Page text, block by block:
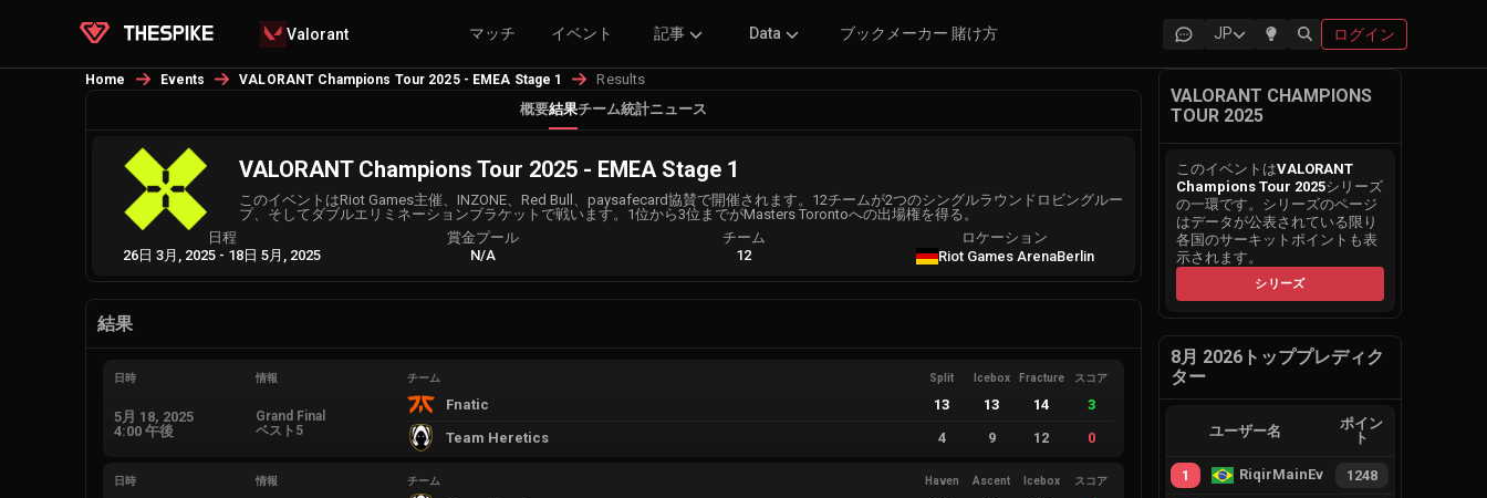
Valorant マッチ イベント 記事 Data ブックメーカー 賭け方 JP ログイン
Home Events VALORANT Champions Tour 2025 - EMEA Stage 1
Results
概要結果チーム統計ニュース
VALORANT Champions Tour 2025 - EMEA Stage 1
このイベントはRiot Games主催、INZONE、Red Bull、paysafecard協賛で開催されます。12チームが2つのシングルラウンドロビングルー
プ、そしてダブルエリミネーションブラケットで戦います。1位から3位までがMasters Torontoへの出場権を得る。
日程
26日 3月, 2025 - 18日 5月, 2025
賞金プール
N/A
チーム
12
ロケーション
Riot Games ArenaBerlin
結果
日時
5月 18, 2025
4:00 午後
情報
Grand Final
ベスト5
チーム Split Icebox Fracture スコア
Fnatic 13 13 14
3
Team Heretics
4 9 12 0
日時 情報 チーム Haven Ascent Icebox スコア
VALORANT CHAMPIONS
TOUR 2025
このイベントはVALORANT
Champions Tour 2025シリーズ
の一環です。シリーズのページ
はデータが公表されている限り
各国のサーキットポイントも表
示されます。
シリーズ
8月 2026トッププレディク
ター
ユーザー名
ポイン
ト
1 RiqirMainEvie 1248